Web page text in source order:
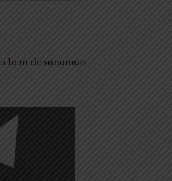
hem de sunumun